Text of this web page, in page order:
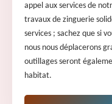
appel aux services de
travaux de zinguerie
services ; sachez que si
nous nous déplacerons
outillages seront
habitat.